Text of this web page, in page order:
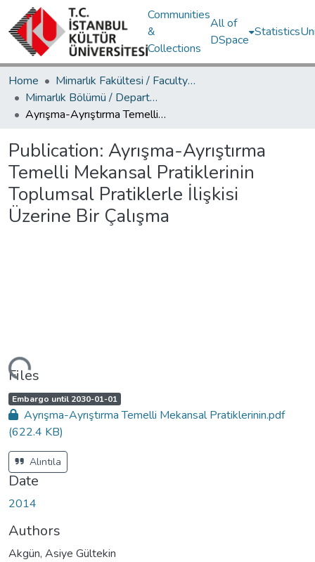
Communities
&
Collections
All of
DSpace
Statistics
Home
Mimarlık Fakültesi / Faculty of Architecture
Mimarlık Bölümü / Department of Architecture
Ayrışma-Ayrıştırma Temelli Mekansal Pratiklerinin Toplumsal Pratiklerle İlişkisi Üzerine Bir Çalışma
Publication: Ayrışma-Ayrıştırma
Temelli Mekansal Pratiklerinin
Toplumsal Pratiklerle İlişkisi
Üzerine Bir Çalışma
Files
A
c
c
e
s
s
s
a
t
u
:
Embargo until 2030-01-01,
Ayrışma-Ayrıştırma Temelli Mekansal Pratiklerinin.pdf
(622.4 KB)
Alıntıla
Date
2014
Authors
Akgün, Asiye Gültekin